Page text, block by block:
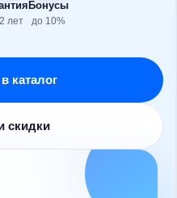
лет
Бонусы
до 10%
каталог
скидки